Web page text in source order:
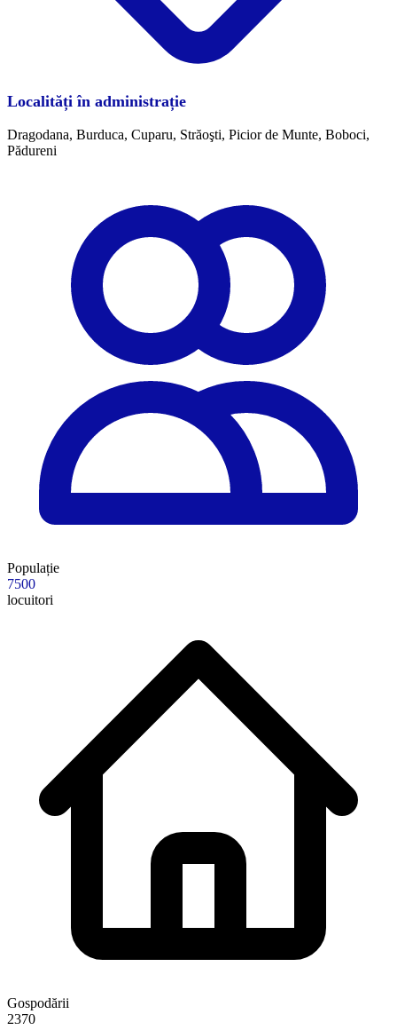
Localități în administrație
Dragodana, Burduca, Cuparu, Străoşti, Picior de Munte, Boboci,
Pădureni
Populație
7500
locuitori
Gospodării
2370